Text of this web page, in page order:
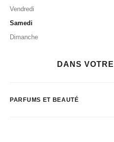
Vendredi
Samedi
Dimanche
DANS
PARFUMS ET BEAUTÉ